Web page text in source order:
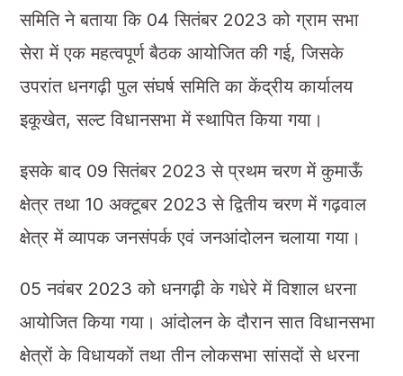
समिति ने बताया कि 04 सितंबर 2023 को ग्राम सभा
सेरा में एक महत्वपूर्ण बैठक आयोजित की गई, जिसके
उपरांत धनगढ़ी पुल संघर्ष समिति का केंद्रीय कार्यालय
इकूखेत, सल्ट विधानसभा में स्थापित किया गया।
इसके बाद 09 सितंबर 2023 से प्रथम चरण में कुमाऊँ
क्षेत्र तथा 10 अक्टूबर 2023 से द्वितीय चरण में गढ़वाल
क्षेत्र में व्यापक जनसंपर्क एवं जनआंदोलन चलाया गया।
05 नवंबर 2023 को धनगढ़ी के गधेरे में विशाल धरना
आयोजित किया गया। आंदोलन के दौरान सात विधानसभा
क्षेत्रों के विधायकों तथा तीन लोकसभा सांसदों से धरना